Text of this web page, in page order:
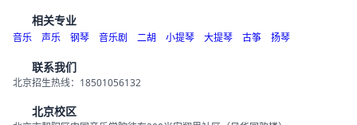
相关专业
声乐 钢琴
联系我们
北京招生热线：18501056132